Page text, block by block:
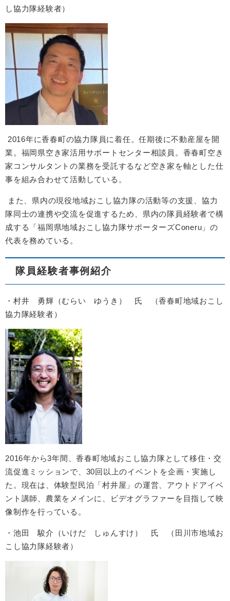
し協力隊経験者）
2016年に香春町の協力隊員に着任。任期後に不動産屋を開
業。福岡県空き家活用サポートセンター相談員。香春町空き
家コンサルタントの業務を受託するなど空き家を軸とした仕
事を組み合わせて活動している。
また、県内の現役地域おこし協力隊の活動等の支援、協力
隊同士の連携や交流を促進するため、県内の隊員経験者で構
成する「福岡県地域おこし協力隊サポーターズConeru」の
代表を務めている。
隊員経験者事例紹介
・村井 勇輝（むらい ゆうき） 氏 （香春町地域おこし
協力隊経験者）
2016年から3年間、香春町地域おこし協力隊として移住・交
流促進ミッションで、30回以上のイベントを企画・実施し
た。現在は、体験型民泊「村井屋」の運営、アウトドアイベ
ント講師、農業をメインに、ビデオグラファーを目指して映
像制作を行っている。
・池田 駿介（いけだ しゅんすけ） 氏 （田川市地域お
こし協力隊経験者）